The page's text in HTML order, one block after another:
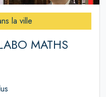
la ville
MATHS